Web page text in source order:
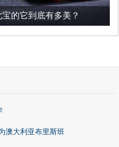
澳大利亚布里斯班